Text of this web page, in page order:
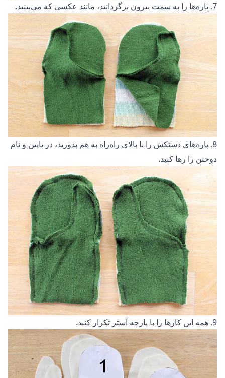
7. پاره‌ها را به سمت بیرون برگردانید، مانند عکسی که می‌بینید.
8. پاره‌های دستکش را با بالای راه‌راه به هم بدوزید، در پایین و نام
دوختن را رها کنید.
9. همه این کارها را با پارچه آستر تکرار کنید.